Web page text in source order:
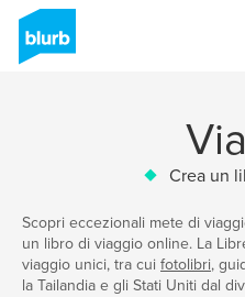
Crea un
Scopri eccezionali mete di
un libro di viaggio online. La
viaggio unici, tra cui fotolibri,
la Tailandia e gli Stati Uniti dal